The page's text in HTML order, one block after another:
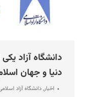
دانشگاه آزاد
دنیا و جهان
اخبار,دانشگاه آزاد